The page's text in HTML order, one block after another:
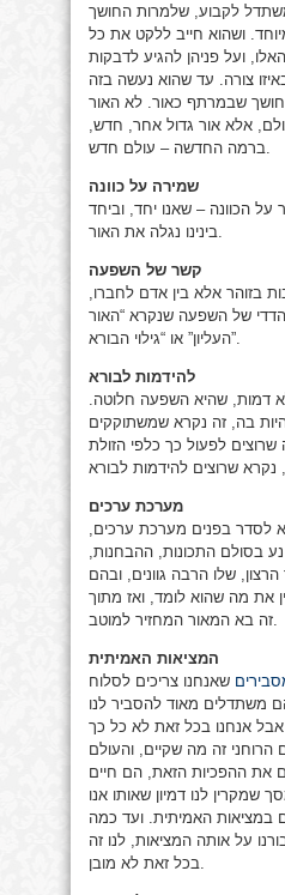
לקבוע, שלמרות החושך
ושהוא חייב ללקט את כל
ועל פניהן להגיע לדבקות
צורה. עד שהוא נעשה בזה
שבמרתף כאור. לא האור
אלא אור גדול אחר, חדש,
שמירה על כוונה
על הכוונה – שאנו יחד, וביחד
קשר של השפעה
בזוהר אלא בין אדם לחברו,
של השפעה שנקרא “האור
העליון” או “גילוי הבורא”.
להידמות לבורא
דמות, שהיא השפעה חלוטה.
בה, זה נקרא שמשתוקקים
לפעול כך כלפי הזולת
מערכת ערכים
לסדר בפנים מערכת ערכים,
בסולם התכונות, ההבחנות,
שלו הרבה גוונים, ובהם
את מה שהוא לומד, ואז מתוך
המציאות האמיתית
שאנחנו צריכים לסלוח
משתדלים מאוד להסביר לנו
אבל אנחנו בכל זאת לא כל כך
הרוחני זה מה שקיים, והעולם
את ההפכיות הזאת, הם חיים
שמקרין לנו דמיון שאותו אנו
במציאות האמיתית. ועד כמה
על אותה המציאות, לנו זה